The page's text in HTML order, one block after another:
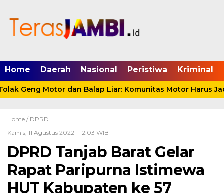
Home Daerah Nasional Peristiwa Kriminal
Geng Motor dan Balap Liar: Komunitas Motor Harus Jadi
Home / DPRD
Kamis, 11 Agustus 2022 - 12:03 WIB
DPRD Tanjab Barat Gelar
Rapat Paripurna Istimewa
HUT Kabupaten ke 57